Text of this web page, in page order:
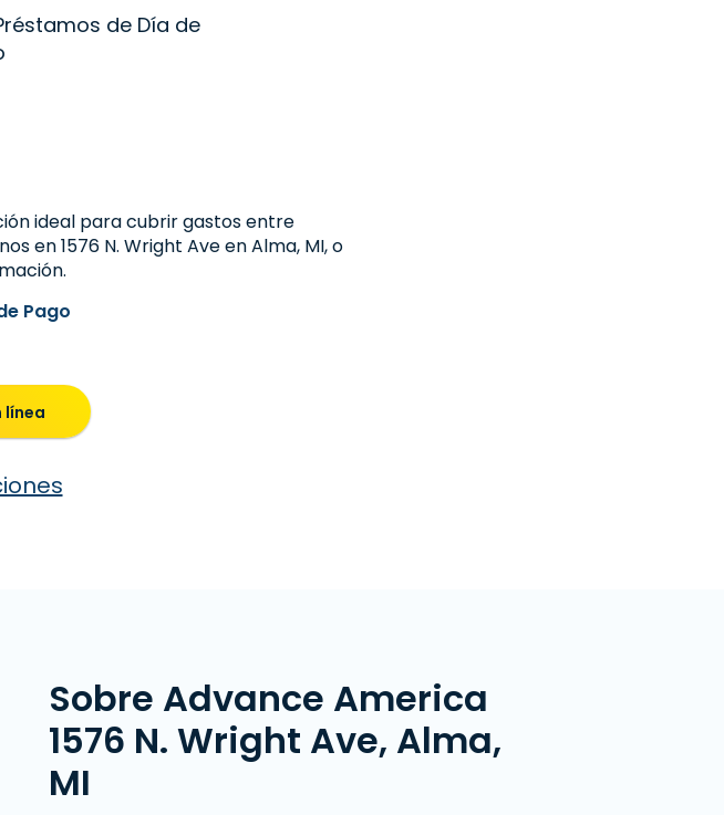
de Día de
ideal para cubrir gastos entre
en 1576 N. Wright Ave en Alma, MI, o
Pago
línea
Sobre Advance America
1576 N. Wright Ave, Alma,
MI